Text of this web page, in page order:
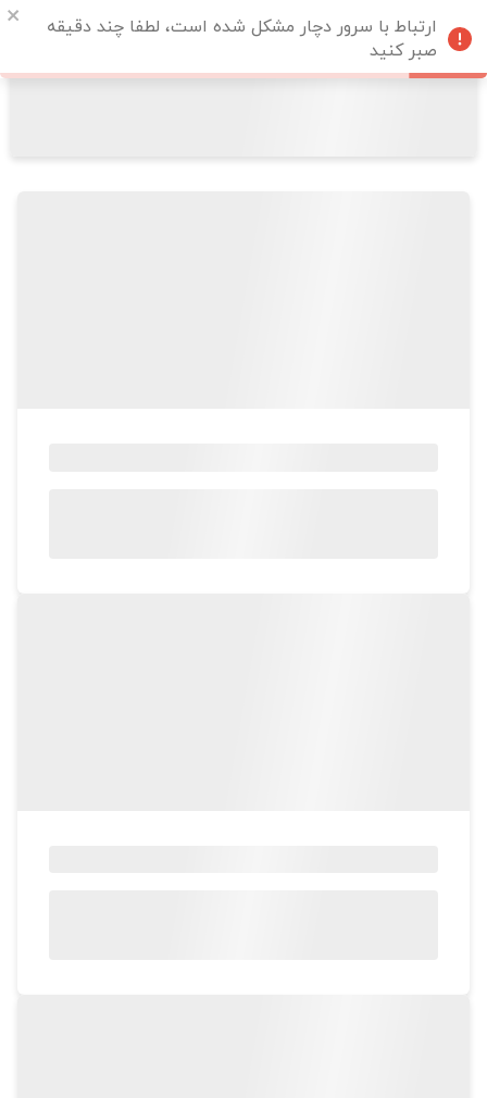
ارتباط با سرور دچار مشکل شده است، لطفا چند دقیقه
صبر کنید